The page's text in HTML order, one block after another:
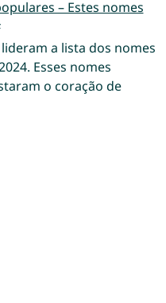
– Estes nomes
lideram a lista dos nomes
Esses nomes
o coração de